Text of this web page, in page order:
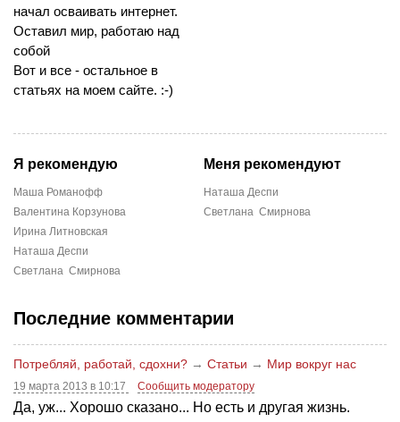
начал осваивать интернет.
Оставил мир, работаю над
собой
Вот и все - остальное в
статьях на моем сайте. :-)
Я рекомендую
Mаша Романофф
Валентина Корзунова
Ирина Литновская
Наташа Деспи
Светлана Смирнова
Меня рекомендуют
Наташа Деспи
Светлана Смирнова
Последние комментарии
Потребляй, работай, сдохни? → Статьи → Мир вокруг нас
19 марта 2013 в 10:17 Сообщить модератору
Да, уж... Хорошо сказано... Но есть и другая жизнь.